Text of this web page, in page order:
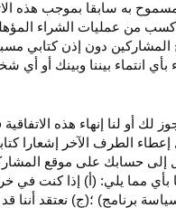
به سابقا بموجب هذه
من عمليات الشراء
المشاركين دون إذن كتابي
بأي انتماء بيننا وبينك
لك أو لنا إنهاء هذه
الطرف الآخر إشعارا
إلى حسابك على موقع
بأي مما يلي: (أ) إذا كنت
برنامج) ؛(ج) نعتقد